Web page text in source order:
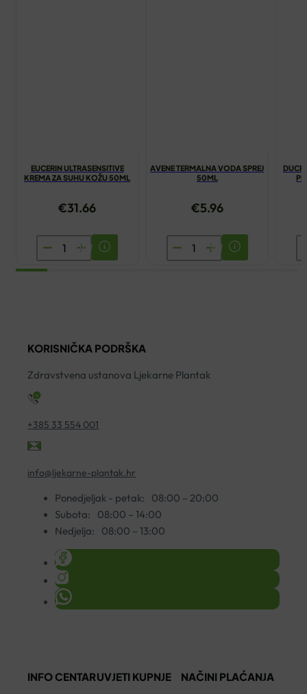
EUCERIN ULTRASENSITIVE
KREMA ZA SUHU KOŽU 50ML
€31.66
EUCERIN
ULTRASENSITIVE
50ML
količina
AVENE TERMALNA VODA SPREJ
50ML
€5.96
AVENE
TERMALNA
KORISNIČKA PODRŠKA
Zdravstvena ustanova Ljekarne Plantak
+385 33 554 001
info@ljekarne-plantak.hr
Ponedjeljak - petak:
08:00 – 20:00
Subota:
08:00 – 14:00
Nedjelja:
08:00 – 13:00
INFO CENTARUVJETI KUPNJE NAČINI PLAĆANJA